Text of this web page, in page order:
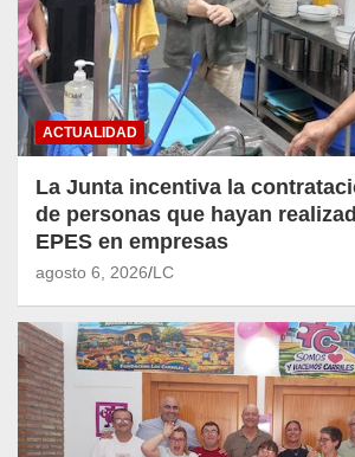
ACTUALIDAD
La Junta incentiva la
de personas que hayan
EPES en empresas
agosto 6, 2026 LC